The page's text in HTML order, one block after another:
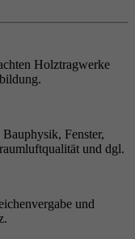
Holztragwerke
Fenster,
und dgl.
und